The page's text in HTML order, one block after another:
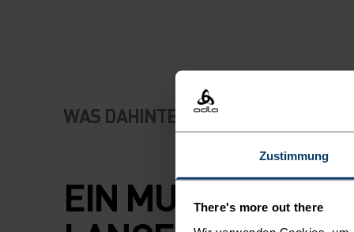
Zustimmung
There's more out there
WAS DAHINTERSTECKT
EIN MUST-HAVE